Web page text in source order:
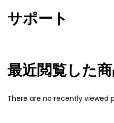
サポート
最近閲覧した
There are no recently viewed